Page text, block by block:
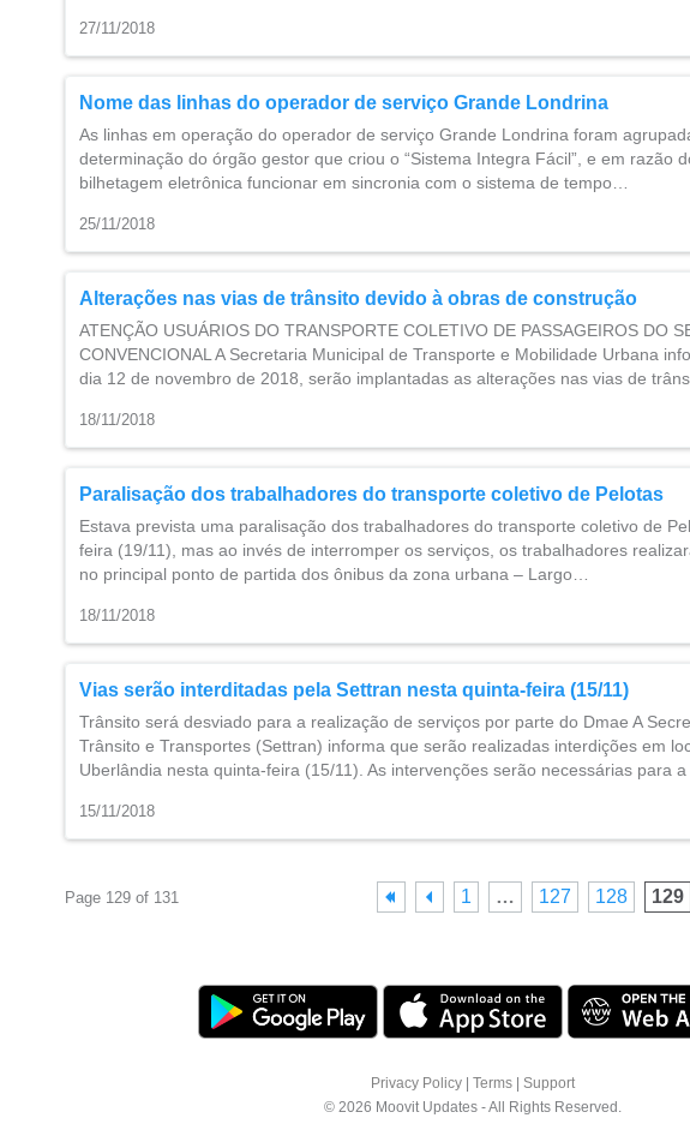
27/11/2018
Nome das linhas do operador de serviço Grande Londrina
As linhas em operação do operador de serviço Grande Londrina foram
determinação do órgão gestor que criou o “Sistema Integra Fácil”, e em razão
bilhetagem eletrônica funcionar em sincronia com o sistema de tempo…
25/11/2018
Alterações nas vias de trânsito devido à obras de construção
ATENÇÃO USUÁRIOS DO TRANSPORTE COLETIVO DE PASSAGEIROS DO
CONVENCIONAL A Secretaria Municipal de Transporte e Mobilidade Urbana
dia 12 de novembro de 2018, serão implantadas as alterações nas vias de
18/11/2018
Paralisação dos trabalhadores do transporte coletivo de Pelotas
Estava prevista uma paralisação dos trabalhadores do transporte coletivo de
feira (19/11), mas ao invés de interromper os serviços, os trabalhadores
no principal ponto de partida dos ônibus da zona urbana – Largo…
18/11/2018
Vias serão interditadas pela Settran nesta quinta-feira (15/11)
Trânsito será desviado para a realização de serviços por parte do Dmae A
Trânsito e Transportes (Settran) informa que serão realizadas interdições em
Uberlândia nesta quinta-feira (15/11). As intervenções serão necessárias para a
15/11/2018
Page 129 of 131 1 … 127 128 129
Privacy Policy Terms
Support
© 2026 Moovit Updates - All Rights Reserved.